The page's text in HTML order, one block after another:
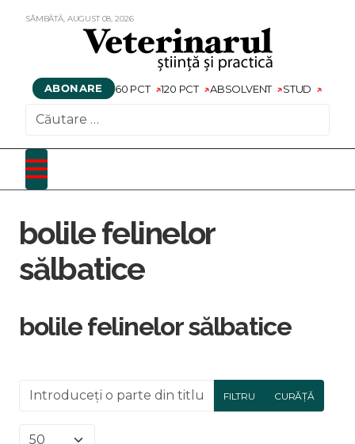
SÂMBĂTĂ, AUGUST08,2026
ABONARE 60 PCT 120 PCT ABSOLVENT STUD
bolile felinelor
sălbatice
bolile felinelor sălbatice
Introduceți o parte din titlu. FILTRU CURĂȚĂ
Afișare #